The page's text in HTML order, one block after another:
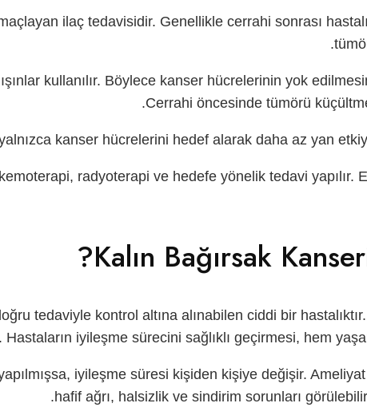
ilaç tedavisidir. Genellikle cerrahi sonrası
kullanılır. Böylece kanser hücrelerinin yok
Cerrahi öncesinde tümörü
kanser hücrelerini hedef alarak daha az yan
radyoterapi ve hedefe yönelik tedavi yapılır.
Kalın Bağırsak
tedaviyle kontrol altına alınabilen ciddi bir
iyileşme sürecini sağlıklı geçirmesi, hem
iyileşme süresi kişiden kişiye değişir.
hafif ağrı, halsizlik ve sindirim sorunları